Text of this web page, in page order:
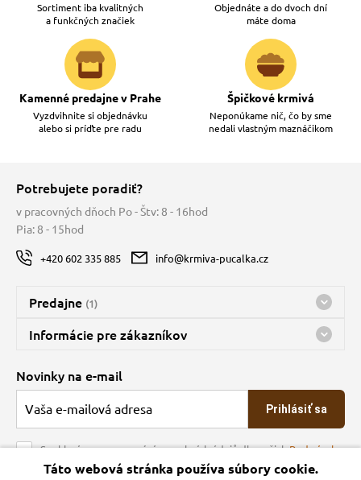
Sortiment iba kvalitných
a funkčných značiek
Objednáte a do dvoch dní
máte doma
Kamenné predajne v Prahe
Vyzdvihnite si objednávku
alebo si príďte pre radu
Špičkové krmivá
Neponúkame nič, čo by sme
nedali vlastným maznáčikom
Potrebujete poradiť?
v pracovných dňoch Po - Štv: 8 - 16hod
Pia: 8 - 15hod
+420 602 335 885 info@krmiva-pucalka.cz
Predajne (1)
Predajňa a sklad Kbely
nes máme otvorené 08:00 - 15:00
Informácie pre zákazníkov
O spoločnosti
Veľkoobchod
Obchodné podmienky
Kontakt
Novinky na e-mail
Prihlásiť sa
Souhlasím se zpracováním osobních údajů dle našichPodmínek
ochrany osobních údajů
Táto webová stránka používa súbory cookie.